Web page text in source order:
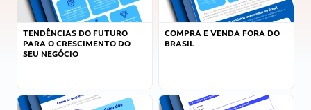
TENDÊNCIAS DO FUTURO
PARA O CRESCIMENTO DO
SEU NEGÓCIO
COMPRA E VENDA FORA DO
BRASIL